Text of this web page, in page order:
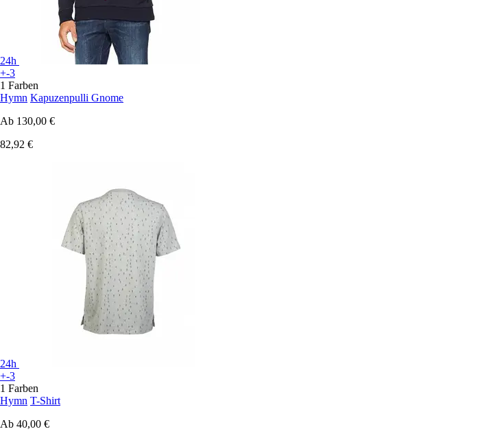
24h
+-3
1 Farben
Hymn Kapuzenpulli Gnome
Ab 130,00 €
82,92 €
24h
+-3
1 Farben
Hymn T-Shirt
Ab 40,00 €